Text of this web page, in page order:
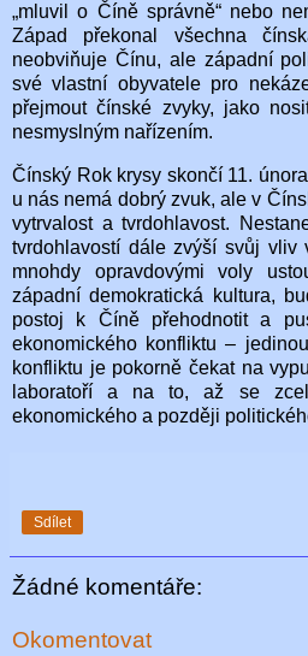
„mluvil o Číně správně“ nebo
Západ překonal všechna
neobviňuje Čínu, ale západní
své vlastní obyvatele pro
přejmout čínské zvyky, jako
nesmyslným nařízením.
Čínský Rok krysy skončí 11.
u nás nemá dobrý zvuk, ale v
vytrvalost a tvrdohlavost.
tvrdohlavostí dále zvýší svůj vliv
mnohdy opravdovými voly
západní demokratická kultura,
postoj k Číně přehodnotit a
ekonomického konfliktu –
konfliktu je pokorně čekat na
laboratoří a na to, až se
ekonomického a později
Sdílet
Žádné komentáře:
Okomentovat